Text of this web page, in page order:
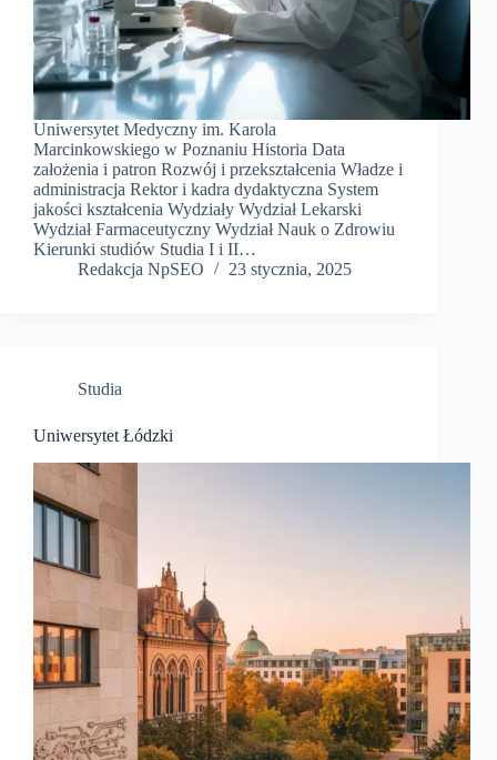
Uniwersytet Medyczny im. Karola
Marcinkowskiego w Poznaniu Historia Data
założenia i patron Rozwój i przekształcenia Władze i
administracja Rektor i kadra dydaktyczna System
jakości kształcenia Wydziały Wydział Lekarski
Wydział Farmaceutyczny Wydział Nauk o Zdrowiu
Kierunki studiów Studia I i II…
Redakcja NpSEO
23 stycznia, 2025
Studia
Uniwersytet Łódzki